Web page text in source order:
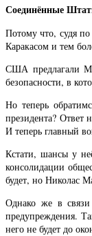
Соединённые
Потому что, судя
Каракасом и тем
США предлагали
безопасности, в
Но теперь
президента?
И теперь главный
Кстати, шансы у
консолидации
будет, но Николас
Однако же в
предупреждения.
него не будет до